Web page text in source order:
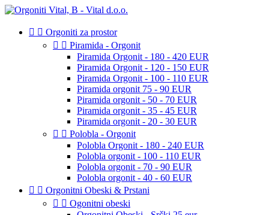
  Orgoniti za prostor
  Piramida - Orgonit
Piramida Orgonit - 180 - 420 EUR
Piramida Orgonit - 120 - 150 EUR
Piramida Orgonit - 100 - 110 EUR
Piramida orgonit 75 - 90 EUR
Piramida orgonit - 50 - 70 EUR
Piramida orgonit - 35 - 45 EUR
Piramida orgonit - 20 - 30 EUR
  Polobla - Orgonit
Polobla Orgonit - 180 - 240 EUR
Polobla orgonit - 100 - 110 EUR
Polobla orgonit - 70 - 90 EUR
Polobla orgonit - 40 - 60 EUR
  Orgonitni Obeski & Prstani
  Ogonitni obeski